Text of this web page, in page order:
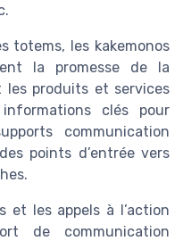
totems, les kakemonos
la promesse de la
produits et services
clés pour
communication
points d’entrée vers
et les appels à l’action
de communication